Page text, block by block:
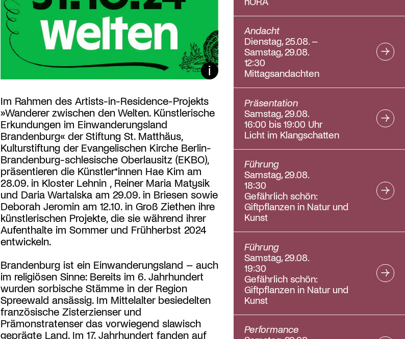
Bildunterschrift ein/
Im Rahmen des Artists-in-Residence-Projekts
»Wanderer zwischen den Welten. Künstlerische
Erkundungen im Einwanderungsland
Brandenburg« der Stiftung St. Matthäus,
Kulturstiftung der Evangelischen Kirche Berlin-
Brandenburg-schlesische Oberlausitz (EKBO),
präsentieren die Künstler*innen Hae Kim am
28.09. in Kloster Lehnin , Reiner Maria Matysik
und Daria Wartalska am 29.09. in Briesen sowie
Deborah Jeromin am 12.10. in Groß Ziethen ihre
künstlerischen Projekte, die sie während ihrer
Aufenthalte im Sommer und Frühherbst 2024
entwickeln.
Brandenburg ist ein Einwanderungsland – auch
im religiösen Sinne: Bereits im 6. Jahrhundert
wurden sorbische Stämme in der Region
Spreewald ansässig. Im Mittelalter besiedelten
französische Zisterzienser und
Prämonstratenser das vorwiegend slawisch
geprägte Land. Im 17. Jahrhundert fanden auf
Andacht
Dienstag, 25.08. –
Samstag, 29.08.
12:30
Mittagsandachten
Präsentation
Samstag, 29.08.
16:00 bis 19:00 Uhr
Licht im Klangschatten
Führung
Samstag, 29.08.
18:30
Gefährlich schön:
Giftpflanzen in Natur und
Kunst
Führung
Samstag, 29.08.
19:30
Gefährlich schön:
Giftpflanzen in Natur und
Kunst
Performance